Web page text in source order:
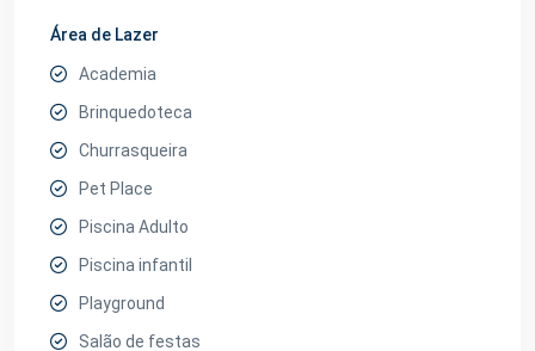
Área de Lazer
Academia
Brinquedoteca
Churrasqueira
Pet Place
Piscina Adulto
Piscina infantil
Playground
Salão de festas